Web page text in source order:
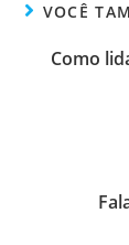
VOCÊ
Como